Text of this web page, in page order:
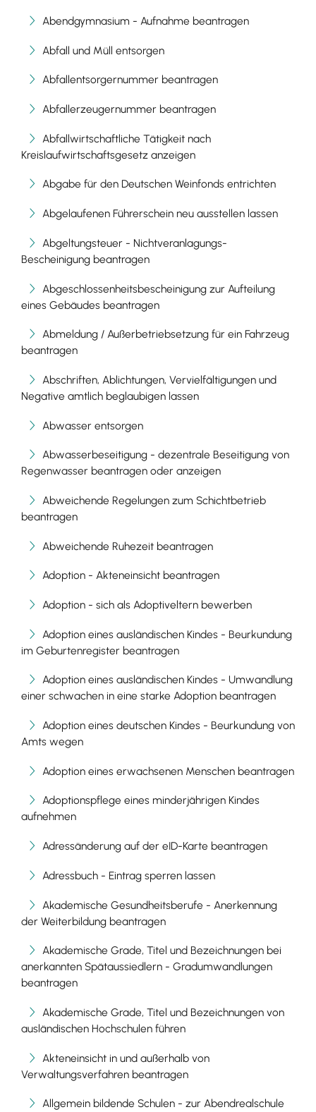
Abendgymnasium - Aufnahme beantragen
Abfall und Müll entsorgen
Abfallentsorgernummer beantragen
Abfallerzeugernummer beantragen
Abfallwirtschaftliche Tätigkeit nach
Kreislaufwirtschaftsgesetz anzeigen
Abgabe für den Deutschen Weinfonds entrichten
Abgelaufenen Führerschein neu ausstellen lassen
Abgeltungsteuer - Nichtveranlagungs-
Bescheinigung beantragen
Abgeschlossenheitsbescheinigung zur Aufteilung
eines Gebäudes beantragen
Abmeldung / Außerbetriebsetzung für ein Fahrzeug
beantragen
Abschriften, Ablichtungen, Vervielfältigungen und
Negative amtlich beglaubigen lassen
Abwasser entsorgen
Abwasserbeseitigung - dezentrale Beseitigung von
Regenwasser beantragen oder anzeigen
Abweichende Regelungen zum Schichtbetrieb
beantragen
Abweichende Ruhezeit beantragen
Adoption - Akteneinsicht beantragen
Adoption - sich als Adoptiveltern bewerben
Adoption eines ausländischen Kindes - Beurkundung
im Geburtenregister beantragen
Adoption eines ausländischen Kindes - Umwandlung
einer schwachen in eine starke Adoption beantragen
Adoption eines deutschen Kindes - Beurkundung von
Amts wegen
Adoption eines erwachsenen Menschen beantragen
Adoptionspflege eines minderjährigen Kindes
aufnehmen
Adressänderung auf der eID-Karte beantragen
Adressbuch - Eintrag sperren lassen
Akademische Gesundheitsberufe - Anerkennung
der Weiterbildung beantragen
Akademische Grade, Titel und Bezeichnungen bei
anerkannten Spätaussiedlern - Gradumwandlungen
beantragen
Akademische Grade, Titel und Bezeichnungen von
ausländischen Hochschulen führen
Akteneinsicht in und außerhalb von
Verwaltungsverfahren beantragen
Allgemein bildende Schulen - zur Abendrealschule